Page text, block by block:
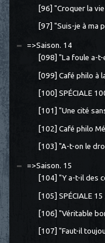
[96] "Croquer la
[97] "Suis-je à ma
=>Saison. 14
[098] "La foule a-
[099] Café philo à
[100] SPÉCIALE
[101] "Une cité
[102] Café philo
[103] "A-t-on le
=>Saison. 15
[104] "Y a-t-il des
[105] SPÉCIALE
[106] "Véritable
[107] "Faut-il